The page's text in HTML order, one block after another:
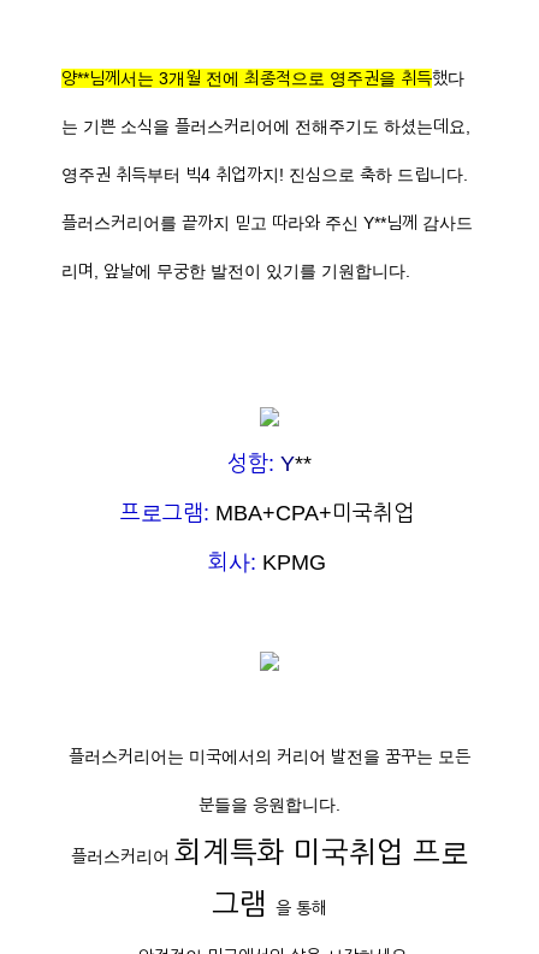
양**님께서는 3개월 전에 최종적으로 영주권을 취득했다
는 기쁜 소식을 플러스커리어에 전해주기도 하셨는데요,
영주권 취득부터 빅4 취업까지! 진심으로 축하 드립니다.
플러스커리어를 끝까지 믿고 따라와 주신 Y**님께 감사드
리며, 앞날에 무궁한 발전이 있기를 기원합니다.
성함: Y**
프로그램: MBA+CPA+미국취업
회사: KPMG
플러스커리어는 미국에서의 커리어 발전을 꿈꾸는 모든
분들을 응원합니다.
플러스커리어 회계특화 미국취업 프로
그램
을 통해